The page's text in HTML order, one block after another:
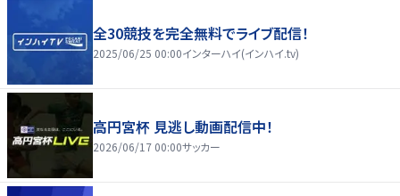
全30競技を完全無料でライブ配信！
2025/06/25 00:00インターハイ(インハイ.tv)
高円宮杯 見逃し動画配信中！
2026/06/17 00:00サッカー